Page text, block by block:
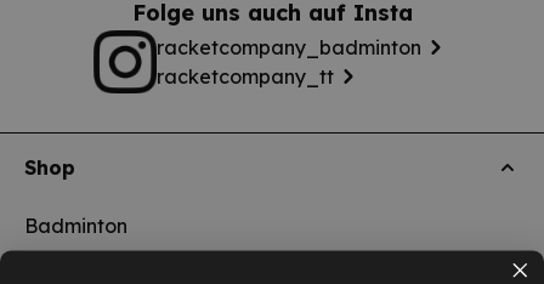
Folge uns auch auf Insta
racketcompany_badminton
racketcompany_tt
Shop
Badminton